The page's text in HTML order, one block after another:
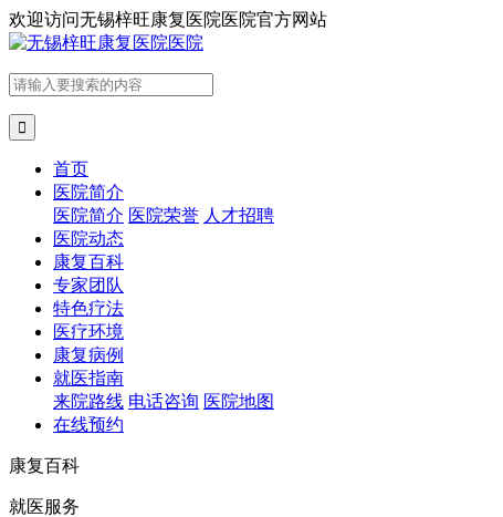
欢迎访问无锡梓旺康复医院医院官方网站

首页
医院简介
医院简介 医院荣誉 人才招聘
医院动态
康复百科
专家团队
特色疗法
医疗环境
康复病例
就医指南
来院路线 电话咨询 医院地图
在线预约
康复百科
就医服务